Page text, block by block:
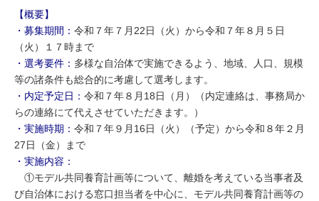
【概要】
・募集期間： 令和７年７月22日（火）から令和７年８月５日
（火）１７時まで
・選考要件： 多様な自治体で実施できるよう、地域、人口、規模
等の諸条件も総合的に考慮して選考します。
・内定予定日： 令和７年８月18日（月）（内定連絡は、事務局か
らの連絡にて代えさせていただきます。）
・実施時期： 令和７年９月16日（火）（予定）から令和８年２月
27日（金）まで
・実施内容：
①モデル共同養育計画等について、離婚を考えている当事者及
び自治体における窓口担当者を中心に、モデル共同養育計画等の